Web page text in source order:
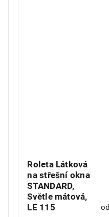
Roleta Látková
na střešní okna
STANDARD,
Světle mátová,
LE 115
od